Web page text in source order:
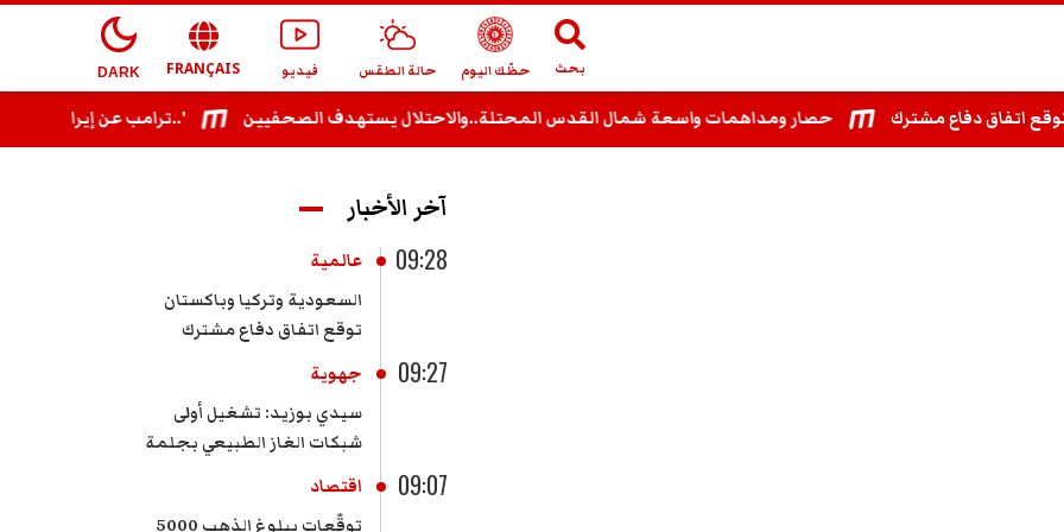
بحث حظّك اليوم حالة الطقس فيديو FRANÇAIS
DARK
ترامب عن إيران: 'كل شيء يسير بشكل استثنائي..' حصار ومداهمات واسعة شمال القدس المحتلة..والاحتلال يستهدف الصحفيين دفاع مشترك
آخر الأخبار
09:28
عالمية
السعودية وتركيا وباكستان
توقع اتفاق دفاع مشترك
09:27
جهوية
سيدي بوزيد: تشغيل أولى
شبكات الغاز الطبيعي بجلمة
09:07
اقتصاد
توقّعات ببلوغ الذهب 5000